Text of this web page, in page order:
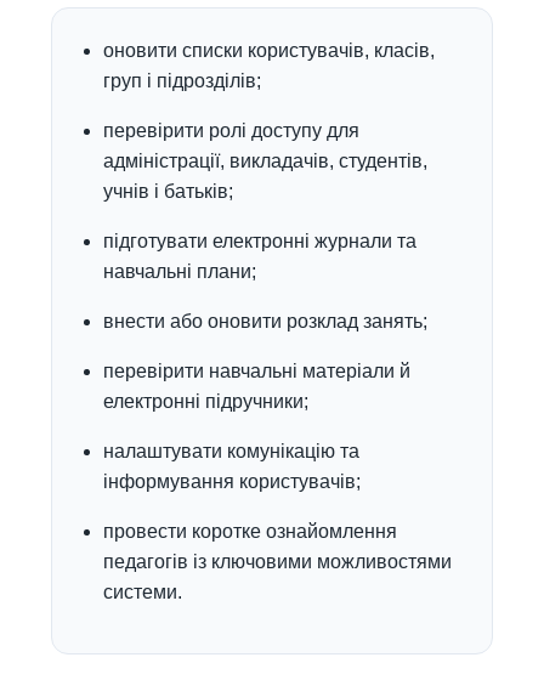
оновити списки користувачів, класів,
груп і підрозділів;
перевірити ролі доступу для
адміністрації, викладачів, студентів,
учнів і батьків;
підготувати електронні журнали та
навчальні плани;
внести або оновити розклад занять;
перевірити навчальні матеріали й
електронні підручники;
налаштувати комунікацію та
інформування користувачів;
провести коротке ознайомлення
педагогів із ключовими можливостями
системи.